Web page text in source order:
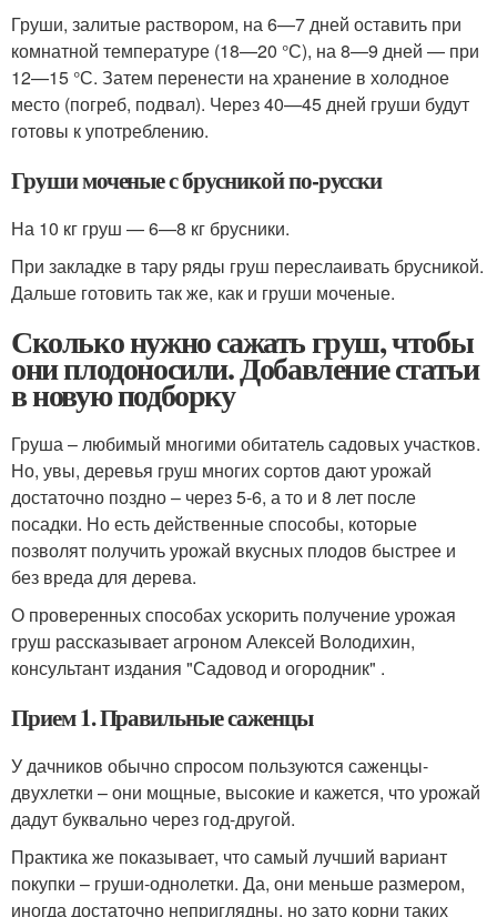
Груши, залитые раствором, на 6—7 дней оставить при
комнатной температуре (18—20 °С), на 8—9 дней — при
12—15 °С. Затем перенести на хранение в холодное
место (погреб, подвал). Через 40—45 дней груши будут
готовы к употреблению.
Груши моченые с брусникой по-русски
На 10 кг груш — 6—8 кг брусники.
При закладке в тару ряды груш переслаивать брусникой.
Дальше готовить так же, как и груши моченые.
Сколько нужно сажать груш, чтобы
они плодоносили. Добавление статьи
в новую подборку
Груша – любимый многими обитатель садовых участков.
Но, увы, деревья груш многих сортов дают урожай
достаточно поздно – через 5-6, а то и 8 лет после
посадки. Но есть действенные способы, которые
позволят получить урожай вкусных плодов быстрее и
без вреда для дерева.
О проверенных способах ускорить получение урожая
груш рассказывает агроном Алексей Володихин,
консультант издания "Садовод и огородник" .
Прием 1. Правильные саженцы
У дачников обычно спросом пользуются саженцы-
двухлетки – они мощные, высокие и кажется, что урожай
дадут буквально через год-другой.
Практика же показывает, что самый лучший вариант
покупки – груши-однолетки. Да, они меньше размером,
иногда достаточно неприглядны, но зато корни таких